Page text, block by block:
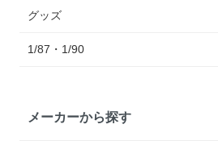
グッズ
1/87・1/90
メーカーから探す